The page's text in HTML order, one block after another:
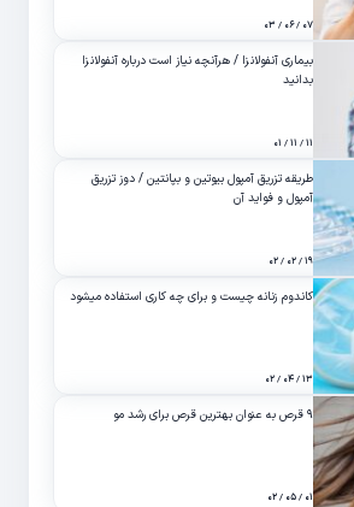
۰۷ / ۰۶ / ۰۳
بیماری آنفولانزا / هرآنچه نیاز است درباره آنفولانزا
بدانید
۱۱ / ۱۱ / ۰۱
طریقه تزریق آمپول بیوتین و بپانتین / دوز تزریق
آمپول و فواید آن
۱۹ / ۰۲ / ۰۲
کاندوم زنانه چیست و برای چه کاری استفاده میشود
۱۳ / ۰۴ / ۰۲
۹ قرص به عنوان بهترین قرص برای رشد مو
۰۱ / ۰۵ / ۰۲